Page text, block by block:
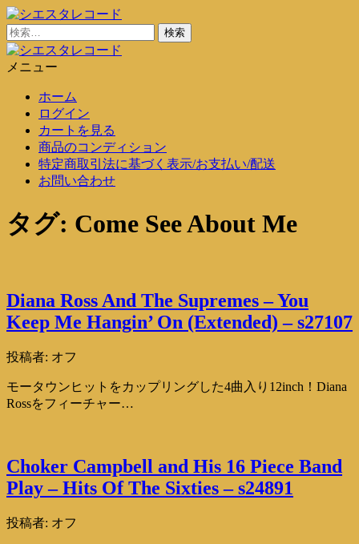
コ
ン
テ
ン
シエスタレコード
中古レコード通販
検
索:
メニュー
ホーム
ログイン
カートを見る
商品のコンディション
特定商取引法に基づく表示/お支払い/配送
お問い合わせ
タグ: Come See About Me
Diana Ross And The Supremes – You
Keep Me Hangin’ On (Extended) – s27107
投稿者: オフ
モータウンヒットをカップリングした4曲入り12inch！Diana
Rossをフィーチャー…
Choker Campbell and His 16 Piece Band
Play – Hits Of The Sixties – s24891
投稿者: オフ